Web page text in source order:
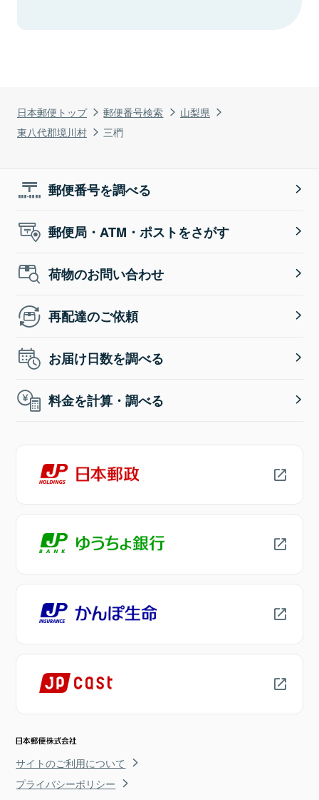
日本郵便トップ 郵便番号検索
山梨県
東八代郡境川村
三椚
郵便番号を調べる
郵便局・ATM・ポストをさがす
荷物のお問い合わせ
再配達のご依頼
お届け日数を調べる
料金を計算・調べる
サイトのご利用について
プライバシーポリシー